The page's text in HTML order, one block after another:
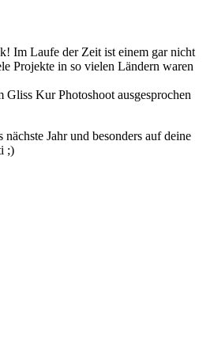
Im Laufe der Zeit ist einem gar nicht
Projekte in so vielen Ländern waren
Gliss Kur Photoshoot ausgesprochen
Jahr und besonders auf deine
;)